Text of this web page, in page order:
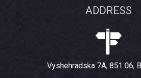
ADDRESS
Vyshehradska 7A, 851 06,